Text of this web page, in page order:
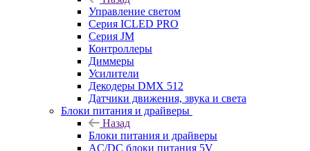
Управление светом
Серия ICLED PRO
Серия JM
Контроллеры
Диммеры
Усилители
Декодеры DMX 512
Датчики движения, звука и света
Блоки питания и драйверы
Назад
Блоки питания и драйверы
AC/DC блоки питания 5V